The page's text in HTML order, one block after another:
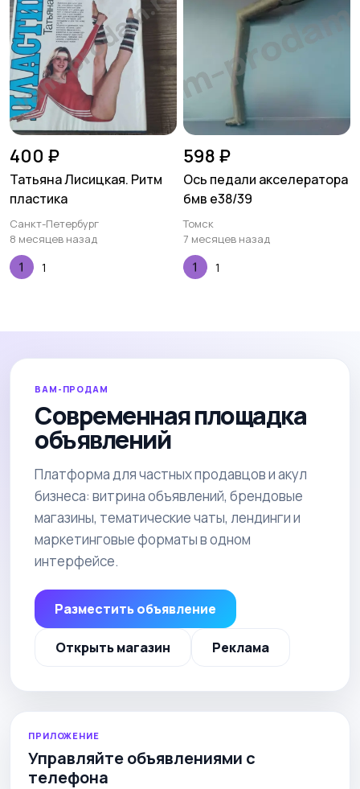
400 ₽
Татьяна Лисицкая. Ритм
пластика
Санкт-Петербург
8 месяцев назад
1
598 ₽
Ось педали акселератора
бмв е38/39
Томск
7 месяцев назад
1
ВАМ-ПРОДАМ
Современная площадка
объявлений
Платформа для частных продавцов и акул
бизнеса: витрина объявлений, брендовые
магазины, тематические чаты, лендинги и
маркетинговые форматы в одном
интерфейсе.
Разместить объявление
Открыть магазин Реклама
ПРИЛОЖЕНИЕ
Управляйте объявлениями с
телефона